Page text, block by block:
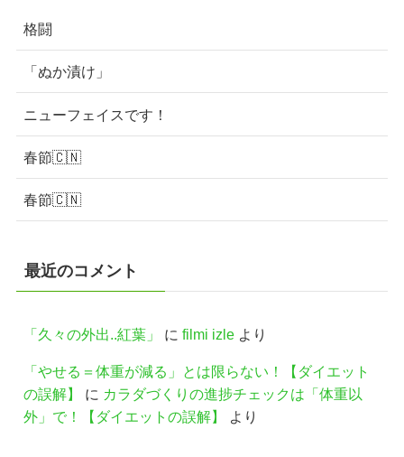
格闘
「ぬか漬け」
ニューフェイスです！
春節🇨🇳
春節🇨🇳
最近のコメント
「久々の外出..紅葉」 に filmi izleより
「やせる＝体重が減る」とは限らない！【ダイエット
の誤解】
に カラダづくりの進捗チェックは「体重以
外」で！【ダイエットの誤解】
より